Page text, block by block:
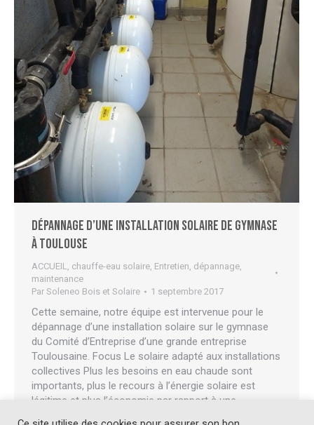
Dépannage d’une installation solaire de gymnase
à Toulouse
ACCUEIL, chauffe-eau solaire, Entretien, dépannage,
maintenance
Par Soleneo Bois et Solaire 1 septembre 2017
Cette semaine, notre équipe est intervenue pour le
dépannage d’une installation solaire sur le gymnase
du Comité d’Entreprise d’une grande entreprise
Toulousaine. Focus Le solaire adapté aux installations
collectives Plus les besoins en eau chaude sont
importants, plus le recours à l’énergie solaire est
légitime et plus l’économie par rapport à une